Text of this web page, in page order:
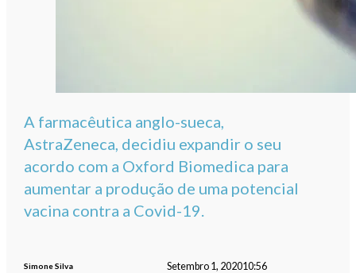
A farmacêutica anglo-sueca,
AstraZeneca, decidiu expandir o seu
acordo com a Oxford Biomedica para
aumentar a produção de uma potencial
vacina contra a Covid-19.
Simone Silva Setembro 1, 202010:56